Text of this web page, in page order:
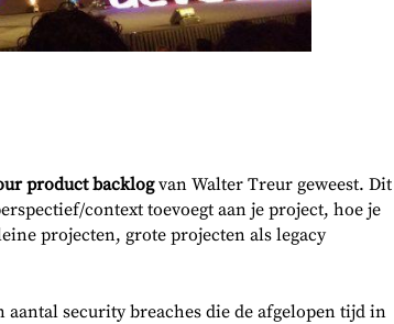
product backlogvan Walter Treur geweest. Dit
context toevoegt aan je project, hoe je
projecten, grote projecten als legacy
aantal security breaches die de afgelopen tijd in